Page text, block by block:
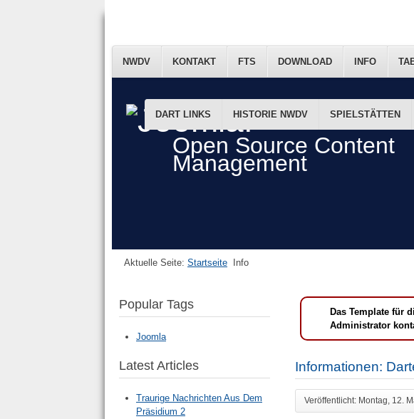
Open Source Content
Management
NWDV KONTAKT FTS DOWNLOAD INFO
DART LINKS HISTORIE NWDV SPIELSTÄTTEN
Aktuelle Seite: Startseite Info
Popular Tags
Joomla
Latest Articles
Traurige Nachrichten Aus Dem
Präsidium 2
Das Template für
Administrator
Informationen:
Veröffentlicht: Montag, 12.